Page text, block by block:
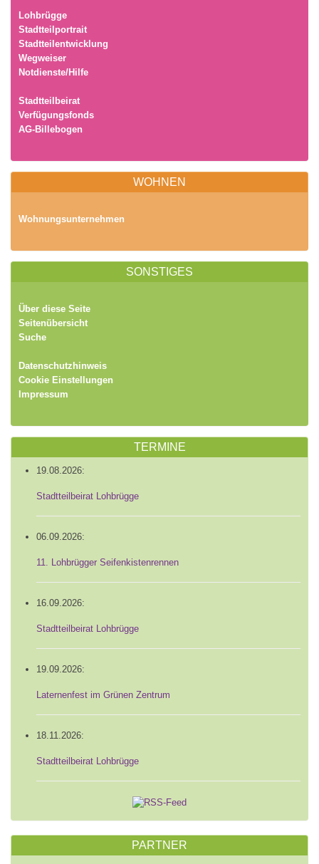
Lohbrügge
Stadtteilportrait
Stadtteilentwicklung
Wegweiser
Notdienste/Hilfe
Stadtteilbeirat
Verfügungsfonds
AG-Billebogen
WOHNEN
Wohnungsunternehmen
SONSTIGES
Über diese Seite
Seitenübersicht
Suche
Datenschutzhinweis
Cookie Einstellungen
Impressum
TERMINE
19.08.2026:
Stadtteilbeirat Lohbrügge
06.09.2026:
11. Lohbrügger Seifenkistenrennen
16.09.2026:
Stadtteilbeirat Lohbrügge
19.09.2026:
Laternenfest im Grünen Zentrum
18.11.2026:
Stadtteilbeirat Lohbrügge
PARTNER